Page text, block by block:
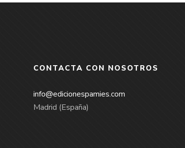
CONTACTA CON NOSOTROS
info@edicionespamies.com
Madrid (España)